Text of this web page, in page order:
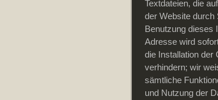
Textdateien, die
der Website durch
Benutzung dieses
Adresse wird
die Installation der
verhindern; wir
sämtliche
und Nutzung der